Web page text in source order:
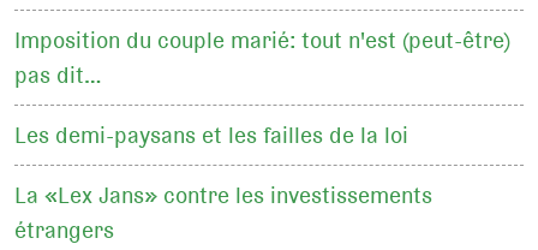
Imposition du couple marié: tout n'est (peut-être)
pas dit…
Les demi-paysans et les failles de la loi
La «Lex Jans» contre les investissements
étrangers